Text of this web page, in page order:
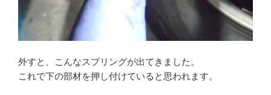
外すと、こんなスプリングが出てきました。
これで下の部材を押し付けていると思われます。